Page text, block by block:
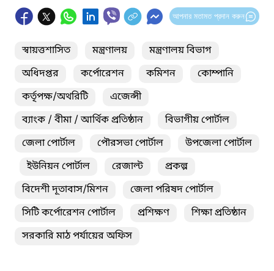
আপনার মতামত প্রদান করুন
স্বায়ত্তশাসিত মন্ত্রণালয়
মন্ত্রণালয় বিভাগ
অধিদপ্তর
কর্পোরেশন কমিশন
কোম্পানি
কর্তৃপক্ষ/অথরিটি
এজেন্সী
ব্যাংক / বীমা / আর্থিক প্রতিষ্ঠান
বিভাগীয় পোর্টাল
জেলা পোর্টাল
পৌরসভা পোর্টাল
উপজেলা পোর্টাল
ইউনিয়ন পোর্টাল
রেজাল্ট
প্রকল্প
বিদেশী দূতাবাস/মিশন
জেলা পরিষদ পোর্টাল
সিটি কর্পোরেশন পোর্টাল
প্রশিক্ষণ
শিক্ষা প্রতিষ্ঠান
সরকারি মাঠ পর্যায়ের অফিস